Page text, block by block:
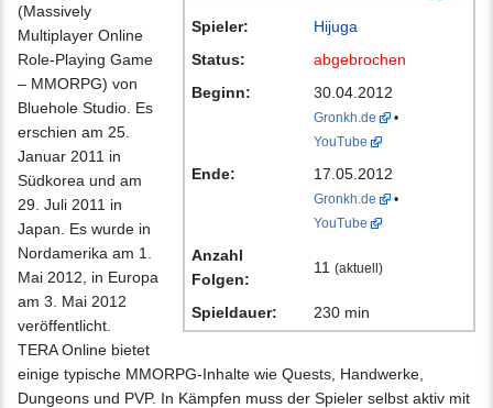
Spieler:
Hijuga
Status:
abgebrochen
Beginn:
30.04.2012
Gronkh.de
•
YouTube
Ende: 17.05.2012
Gronkh.de
•
YouTube
Anzahl
Folgen:
11 (aktuell)
Spieldauer: 230 min
(Massively
Multiplayer Online
Role-Playing Game
– MMORPG) von
Bluehole Studio. Es
erschien am 25.
Januar 2011 in
Südkorea und am
29. Juli 2011 in
Japan. Es wurde in
Nordamerika am 1.
Mai 2012, in Europa
am 3. Mai 2012
veröffentlicht.
TERA Online bietet
einige typische MMORPG-Inhalte wie Quests, Handwerke,
Dungeons und PVP. In Kämpfen muss der Spieler selbst aktiv mit